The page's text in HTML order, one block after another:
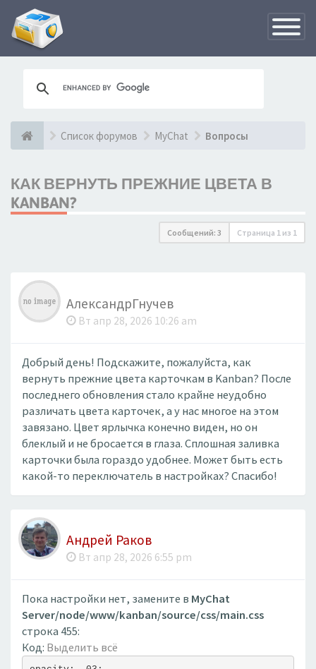
Список форумов MyChat Вопросы
КАК ВЕРНУТЬ ПРЕЖНИЕ ЦВЕТА В
KANBAN?
Сообщений: 3 Страница 1 из 1
АлександрГнучев
Вт апр 28, 2026 10:26 am
Добрый день! Подскажите, пожалуйста, как
вернуть прежние цвета карточкам в Kanban? После
последнего обновления стало крайне неудобно
различать цвета карточек, а у нас многое на этом
завязано. Цвет ярлычка конечно виден, но он
блеклый и не бросается в глаза. Сплошная заливка
карточки была гораздо удобнее. Может быть есть
какой-то переключатель в настройках? Спасибо!
Андрей Раков
Вт апр 28, 2026 6:55 pm
Пока настройки нет, замените в MyChat
Server/node/www/kanban/source/css/main.css
строка 455:
Код: Выделить всё